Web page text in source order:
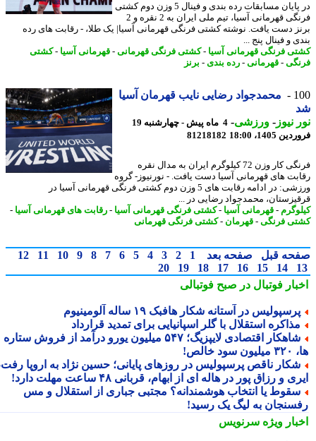
در پایان مسابقات رده بندی و فینال 5 وزن دوم کشتی
فرنگی قهرمانی آسیا، تیم ملی ایران به 2 نقره و 2
دست یافت. نوشته کشتی فرنگی قهرمانی آسیا| یک طلا، - رقابت های رده
و فینال پنج ...
فرنگی قهرمانی آسیا -کشتی فرنگی قهرمانی-قهرمانی آسیا -کشتی
-قهرمانی-رده بندی -برنز
محمدجواد رضایی نایب قهرمان آسیا
نیوز-ورزشی-
4 ماه پیش - چهارشنبه 19
1405، 18:00
81218182
فرنگی کار وزن 72 کیلوگرم ایران به مدال نقره
های قهرمانی آسیا دست یافت. - نورنیوز- گروه
ورزشی: در ادامه رقابت های 5 وزن دوم کشتی فرنگی قهرمانی آسیا در
محمدجواد رضایی در ...
-قهرمانی آسیا -کشتی فرنگی قهرمانی آسیا -رقابت های قهرمانی آسیا -
فرنگی -قهرمان -کشتی فرنگی قهرمانی
قبل صفحه بعد 1
2
3
4
5
6
7
8
9
10
11
12
14
15
16
17
18
19
20
فوتبال در صبح فوتبالی
در آستانه شکار هافبک ۱۹ ساله آلومینیوم
استقلال با گلر اسپانیایی برای تمدید قرارداد
شاهکار اقتصادی لایپزیگ؛ ۵۴۷ میلیون یورو درآمد از فروش ستاره
ناقص پرسپولیس در روزهای پایانی؛ حسین نژاد به اروپا رفت،
و رزاق پور در هاله ای از ابهام، قربانی ۴۸ ساعت مهلت دارد!
یا انتخاب هوشمندانه؟ مجتبی جباری از استقلال و مس
به لیگ یک رسید!
ویژهسرنویس